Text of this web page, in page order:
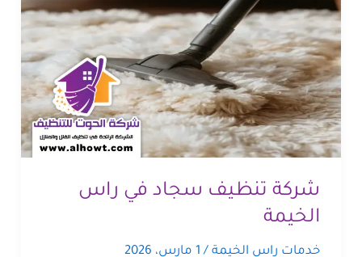
شركة تنظيف سجاد في راس
الخيمة
خدمات راس الخيمة/ 1 مارس، 2026